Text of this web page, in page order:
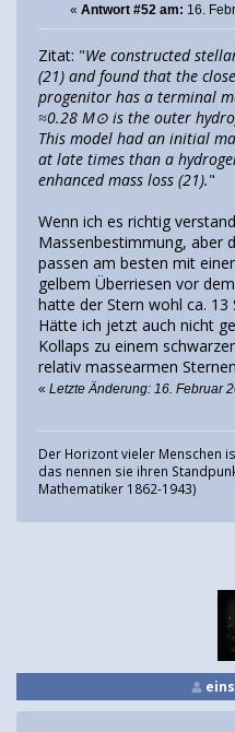
« Antwort #52 am: 16.
Zitat: "We constructed
(21) and found that the
progenitor has a terminal
≈0.28 M⊙ is the outer
This model had an initial
at late times than a
enhanced mass loss (21)."
Wenn ich es richtig
Massenbestimmung, aber
passen am besten mit
gelbem Überriesen vor
hatte der Stern wohl ca. 13
Hätte ich jetzt auch nicht
Kollaps zu einem
relativ massearmen
« Letzte Änderung: 16. Februar
Der Horizont vieler Menschen
das nennen sie ihren
Mathematiker 1862-1943)